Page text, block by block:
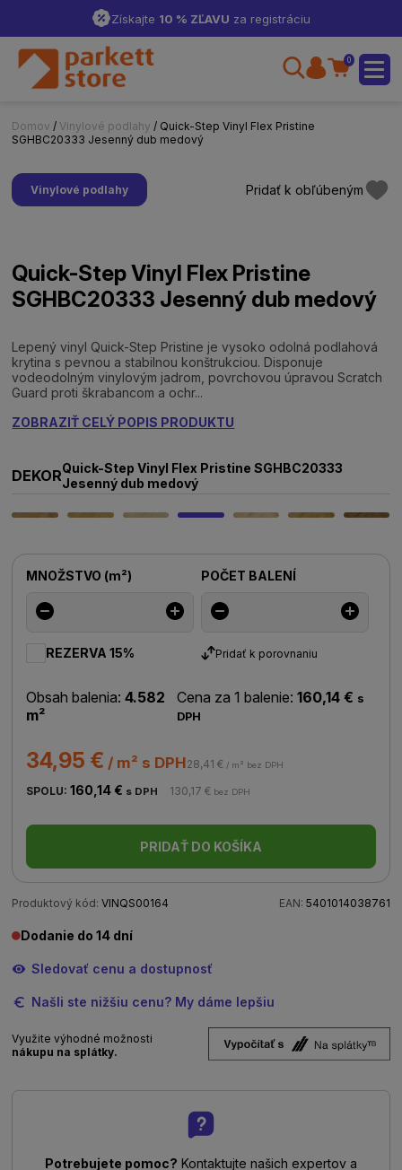
Získajte 10 % ZĽAVU za registráciu
0
Domov / Vinylové podlahy / Quick-Step Vinyl Flex Pristine
SGHBC20333 Jesenný dub medový
Vinylové podlahy Pridať k obľúbeným
Quick-Step Vinyl Flex Pristine
SGHBC20333 Jesenný dub medový
Lepený vinyl Quick-Step Pristine je vysoko odolná podlahová
krytina s pevnou a stabilnou konštrukciou. Disponuje
vodeodolným vinylovým jadrom, povrchovou úpravou Scratch
Guard proti škrabancom a ochr...
ZOBRAZIŤ CELÝ POPIS PRODUKTU
DEKORQuick-Step Vinyl Flex Pristine SGHBC20333
Jesenný dub medový
MNOŽSTVO (m²) POČET BALENÍ
REZERVA 15% Pridať k porovnaniu
Obsah balenia: 4.582
m²
Cena za 1 balenie: 160,14 € s
DPH
34,95 € / m² s DPH28,41 € / m² bez DPH
SPOLU:160,14 € s DPH 130,17 € bez DPH
PRIDAŤ DO KOŠÍKA
Produktový kód: VINQS00164 EAN: 5401014038761
Dodanie do 14 dní
Sledovať cenu a dostupnosť
Našli ste nižšiu cenu? My dáme lepšiu
Využite výhodné možnosti
nákupu na splátky.
Potrebujete pomoc? Kontaktujte našich expertov a